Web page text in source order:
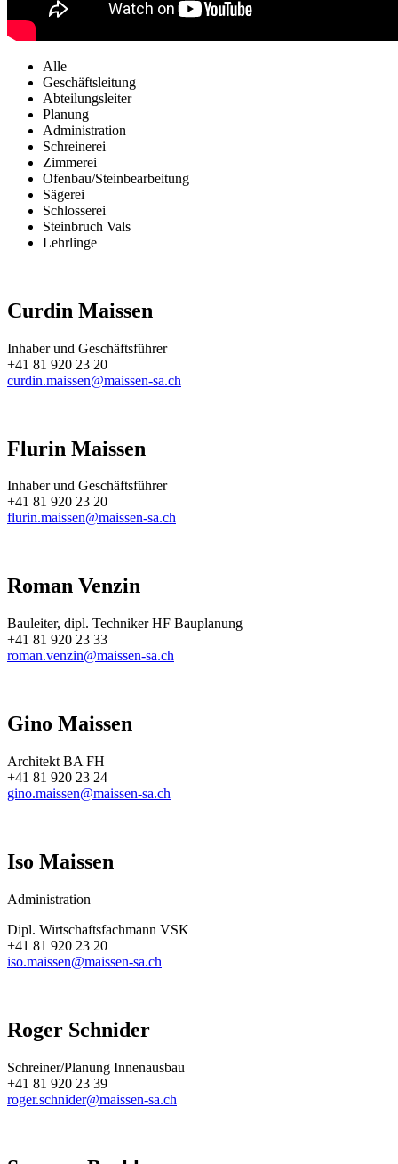
Alle
Geschäftsleitung
Abteilungsleiter
Planung
Administration
Schreinerei
Zimmerei
Ofenbau/Steinbearbeitung
Sägerei
Schlosserei
Steinbruch Vals
Lehrlinge
Curdin Maissen
Inhaber und Geschäftsführer
+41 81 920 23 20
curdin.maissen@maissen-sa.ch
Flurin Maissen
Inhaber und Geschäftsführer
+41 81 920 23 20
flurin.maissen@maissen-sa.ch
Roman Venzin
Bauleiter, dipl. Techniker HF Bauplanung
+41 81 920 23 33
roman.venzin@maissen-sa.ch
Gino Maissen
Architekt BA FH
+41 81 920 23 24
gino.maissen@maissen-sa.ch
Iso Maissen
Administration
Dipl. Wirtschaftsfachmann VSK
+41 81 920 23 20
iso.maissen@maissen-sa.ch
Roger Schnider
Schreiner/Planung Innenausbau
+41 81 920 23 39
roger.schnider@maissen-sa.ch